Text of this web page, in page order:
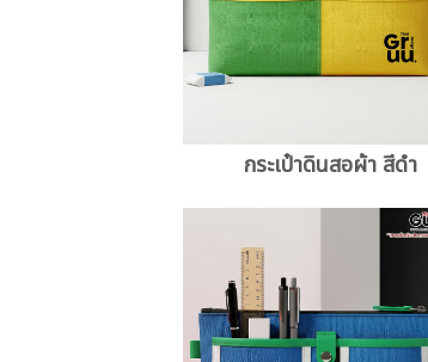
กระเป๋าดินสอผ้า สีดำ